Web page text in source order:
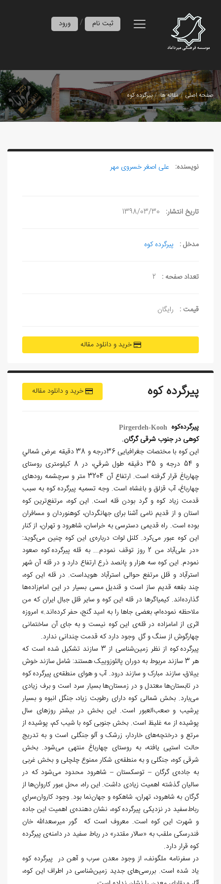
ورود / ثبت نام
صفحه اصلی مقاله ها پیرگرده کوه
نویسنده: علی‏ اصغر خسروی مهر
تاریخ انتشار: 1398/03/30
مدخل : پيرگرده كوه
تعداد صفحه : 2
قیمت : رایگان
خرید و دانلود مقاله
خرید و دانلود مقاله پیرگرده کوه
پیرگرده‏‌کوه Pirgerdeh-Kooh
کوهی در جنوب شرقی گرگان.
این کوه با مختصات جغرافیایی 36درجه و 38 دقيقه عرض شمالي
و 54 درجه و 35 دقيقه طول شرقي، در 8 کیلومتری روستای
چهارباغ قرار گرفته است. ارتفاع آن 3204 متر و سرچشمه رودهای
چهارباغ، آب قزلق و باغشاه است. وجه تسمیه پیرگرده کوه به سبب
قدمت زیاد کوه و گرد بودن قله است. این کوه، مرتفعترین کوه
استان و از قدیم نامی آشنا برای جهانگردان، کوهنوردان و مسافران
بوده است. راه قدیمی دسترسی به خراسان، شاهرود و تهران، از کنار
این کوه عبور میکرد. کلنل لوات دربارهی این کوه چنین می‏‌گوید:
«در علی
آباد من 2 روز توقف نمودم... به قله پیرگرده کوه صعود
نمودم. این کوه سه هزار و پانصد ذرع ارتفاع دارد و در قله آن شهر
استرآباد و قلل مرتفع حوالی استرآباد هویداست. در قله این کوه،
چند بقعه قدیم ساز است و قندیل مسی بسیار در این امامزاده‌‏ها
گذاردهاند. کیمیاگرها در قله این کوه و سایر قلل جبال ایران که من
ملاحظه نمودهام، بعضی جاها را به امید گنج، حفر کردهاند.» امروزه
اثری از امام‏زاده در قلهی این کوه نیست و به جای آن ساختمانی
چهارگوش از سنگ و گل وجود دارد که قدمت چندانی ندارد.
پیرگرده کوه از نظر ‏‏زمین‏‌شناسی از 3 سازند تشکیل شده است که
هر 3 سازند مربوط به دوران پالئوزوییک هستند: شامل سازند خوش
ییلاق، سازند مبارک و سازند درود. آب و هوای منطقه‏‌ی پیرگرده کوه
در تابستانها معتدل و در زمستانها بسیار سرد است و برف زیادی
میبارد. بخش شمالی کوه دارای رطوبت زیاد، جنگل انبوه و بسیار
پرشیب و صعبالعبور است. این بخش در بیشتر روزهای سال
پوشیده از مه غلیظ است. بخش جنوبی کوه با شیب کم، پوشيده از
مرتع و درختچههای خاردار، زرشک و آلو جنگلی است و به تدریج
حالت استپی یافته، به روستای چهارباغ منتهی میشود. بخش
شرقی کوه، جنگلی و به منطقه‏‌ی شکار ممنوع چلچلی و بخش غربی
به جاده‏‌ی گرگان – توسکستان – شاهرود محدود میشود که در
سالیان گذشته اهمیت زیادی داشت. این راه، محل عبور کاروانها از
گرگان به شاهرود، تهران، شاهکوه و جهان‌‏نما بود. وجود کاروانسراي
رباطسفيد در نزدیکی پیرگرده کوه، نشان دهندهی اهمیت این جاده
و شهرت این کوه است. معروف است که گور میرسعدالله خان
فندرسکی ملقب به «سالار مقتدر» در رباط سفید در دامنه‏‌ی پیرگرده
کوه قرار دارد.
در سفرنامه ملگونف، از وجود معدن سرب و آهن در پیرگرده کوه
یاد شده است. بررسیهای جدید زمینشناسی در اطراف این کوه،